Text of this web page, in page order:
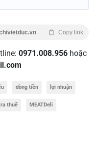
Copy link
0971.008.956 hoặc
dòng tiền lợi nhuận
thuế MEATDeli